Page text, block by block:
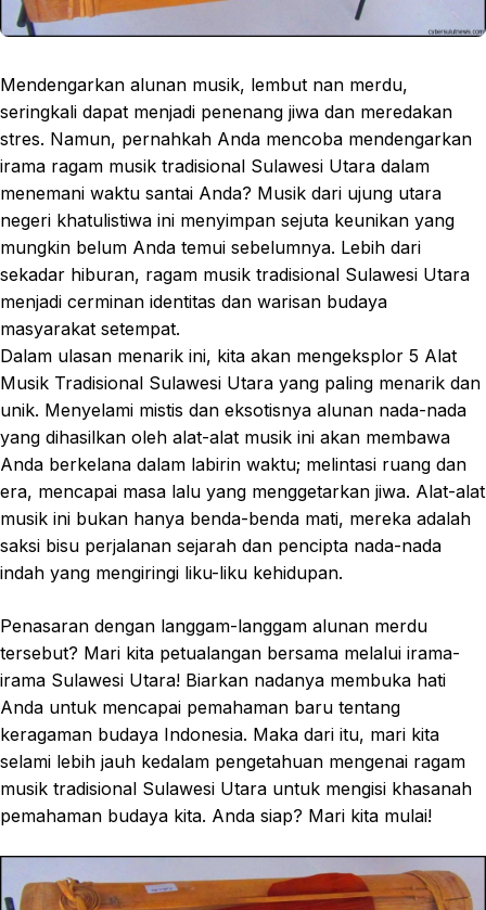
Mendengarkan alunan musik, lembut nan merdu,
seringkali dapat menjadi penenang jiwa dan meredakan
stres. Namun, pernahkah Anda mencoba mendengarkan
irama ragam musik tradisional Sulawesi Utara dalam
menemani waktu santai Anda? Musik dari ujung utara
negeri khatulistiwa ini menyimpan sejuta keunikan yang
mungkin belum Anda temui sebelumnya. Lebih dari
sekadar hiburan, ragam musik tradisional Sulawesi Utara
menjadi cerminan identitas dan warisan budaya
masyarakat setempat.
Dalam ulasan menarik ini, kita akan mengeksplor 5 Alat
Musik Tradisional Sulawesi Utara yang paling menarik dan
unik. Menyelami mistis dan eksotisnya alunan nada-nada
yang dihasilkan oleh alat-alat musik ini akan membawa
Anda berkelana dalam labirin waktu; melintasi ruang dan
era, mencapai masa lalu yang menggetarkan jiwa. Alat-alat
musik ini bukan hanya benda-benda mati, mereka adalah
saksi bisu perjalanan sejarah dan pencipta nada-nada
indah yang mengiringi liku-liku kehidupan.
Penasaran dengan langgam-langgam alunan merdu
tersebut? Mari kita petualangan bersama melalui irama-
irama Sulawesi Utara! Biarkan nadanya membuka hati
Anda untuk mencapai pemahaman baru tentang
keragaman budaya Indonesia. Maka dari itu, mari kita
selami lebih jauh kedalam pengetahuan mengenai ragam
musik tradisional Sulawesi Utara untuk mengisi khasanah
pemahaman budaya kita. Anda siap? Mari kita mulai!